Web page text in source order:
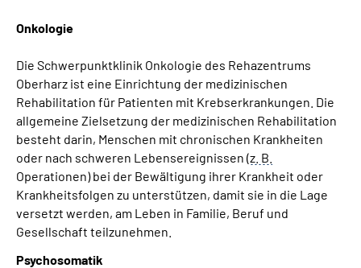
Onkologie
Die Schwerpunktklinik Onkologie des Rehazentrums
Oberharz ist eine Einrichtung der medizinischen
Rehabilitation für Patienten mit Krebserkrankungen. Die
allgemeine Zielsetzung der medizinischen Rehabilitation
besteht darin, Menschen mit chronischen Krankheiten
oder nach schweren Lebensereignissen (z. B.
Operationen) bei der Bewältigung ihrer Krankheit oder
Krankheitsfolgen zu unterstützen, damit sie in die Lage
versetzt werden, am Leben in Familie, Beruf und
Gesellschaft teilzunehmen.
Psychosomatik